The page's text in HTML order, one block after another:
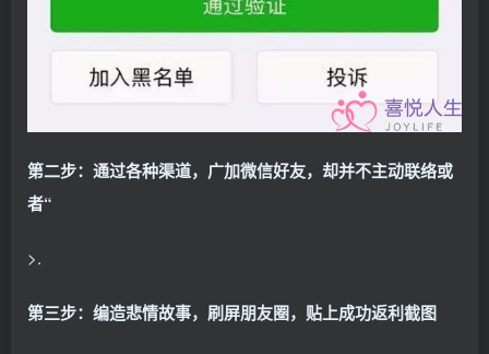
第二步：通过各种渠道，广加微信好友，却并不主动联络或
者“
>.
第三步：编造悲情故事，刷屏朋友圈，贴上成功返利截图